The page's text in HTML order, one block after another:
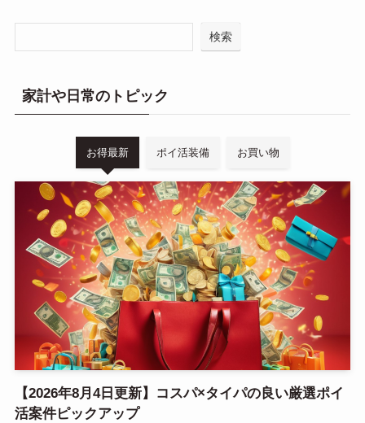
検索
家計や日常のトピック
お得最新 ポイ活装備 お買い物
【2026年8月4日更新】コスパ×タイパの良い厳選ポイ
活案件ピックアップ